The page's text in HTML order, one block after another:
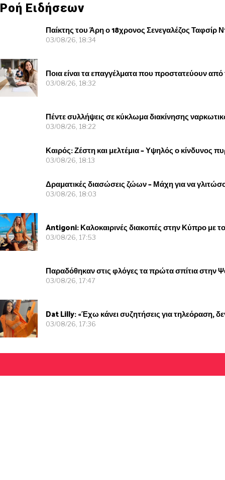
Ροή Ειδήσεων
Παίκτης του Άρη ο 18χρονος Σενεγαλέζος Ταφσίρ
03/08/26, 18:34
Ποια είναι τα επαγγέλματα που προστατεύουν από
03/08/26, 18:32
Πέντε συλλήψεις σε κύκλωμα διακίνησης
03/08/26, 18:22
Καιρός: Ζέστη και μελτέμια – Υψηλός ο κίνδυνος
03/08/26, 18:13
Δραματικές διασώσεις ζώων – Μάχη για να
03/08/26, 18:03
Antigoni: Καλοκαιρινές διακοπές στην Κύπρο με
03/08/26, 17:53
Παραδόθηκαν στις φλόγες τα πρώτα σπίτια στην
03/08/26, 17:47
Dat Lilly: «Έχω κάνει συζητήσεις για τηλεόραση,
03/08/26, 17:36